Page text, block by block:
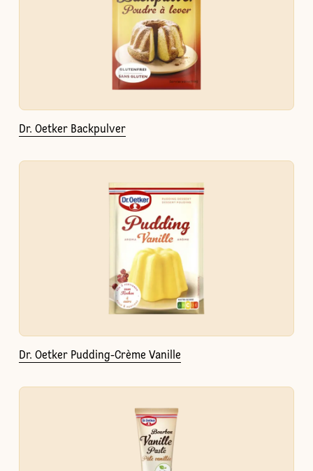
Dr. Oetker Backpulver
Dr. Oetker Pudding-Crème Vanille